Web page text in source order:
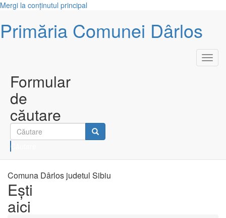
Mergi la conţinutul principal
Primăria Comunei Dârlos
Formular
de
căutare
Căutare
Comuna Dârlos judetul Sibiu
Eşti
aici